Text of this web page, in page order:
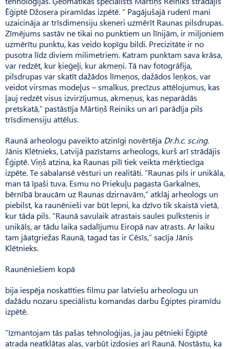
Ēģiptē Džosera piramīdas izpētē. “ Pagājušajā rudenī mani
uzaicināja ar trīsdimensiju skeneri uzmērīt Raunas pilsdrupas.
Zīmējums sastāv ne tikai no punktiem un līnijām, ir miljoniem
uzmērītu punktu, kas veido kopīgu bildi. Precizitāte ir no
pusotra līdz diviem milimetriem. Katram punktam sava krāsa,
var redzēt, kur ķieģeļi, kur akmeņi. Tā nav fotogrāfija,
pilsdrupas var skatīt dažādos līmeņos, dažādos leņķos, var
veidot virsmas modeļus – smalkus, precīzus attēlojumus, kas
ļauj redzēt visus izvirzījumus, akmeņus, kas neparādās
pretskatā,” pastāstīja Mārtiņš Reiniks un arī parādīja pils
trīsdimensiju attēlus.
Raunā arheologu paveikto atzinīgi novērtēja Dr.h.c. sc.ing.
Jānis Klētnieks, Latvijā pazīstams arheologs, kurš arī strādājis
Ēģiptē. Viņš atzina, ka Raunas pilī tiek veikta mērķtiecīga
izpēte. Te sabalansē vēsturi un realitāti. “Raunas pils ir unikāla,
man tā īpaši tuva. Esmu no Priekuļu pagasta Garkalnes,
bērnībā braucām uz Raunas dzirnavām,” atklāj arheologs un
piebilst, ka raunēnieši var būt lepni, ka dzīvo tik skaistā vietā,
kur tāda pils. “Raunā savulaik atrastais saules pulkstenis ir
unikāls, ar tādu laika sadalījumu Eiropā nav atrasts. Ar laiku
tam jāatgriežas Raunā, tagad tas ir Cēsīs,” sacīja Jānis
Klētnieks.
Raunēniešiem kopā
bija iespēja noskatīties filmu par latviešu arheologu un
dažādu nozaru speciālistu komandas darbu Ēģiptes piramīdu
izpētē.
“Izmantojam tās pašas tehnoloģijas, ja jau pētnieki Ēģiptē
atrada neatklātas alas, varbūt izdosies arī Raunā. Nostāstu, ka